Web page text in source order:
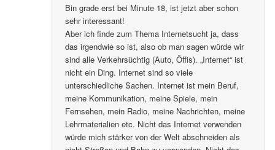
Bin grade erst bei Minute 18, ist jetzt aber schon
sehr interessant!
Aber ich finde zum Thema Internetsucht ja, dass
das irgendwie so ist, also ob man sagen würde wir
sind alle Verkehrsüchtig (Auto, Öffis). „Internet“ ist
nicht ein Ding. Internet sind so viele
unterschiedliche Sachen. Internet ist mein Beruf,
meine Kommunikation, meine Spiele, mein
Fernsehen, mein Radio, meine Nachrichten, meine
Lehrmaterialien etc. Nicht das Internet verwenden
würde mich stärker von der Welt abschneiden als